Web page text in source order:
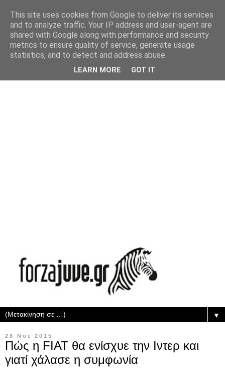
▼
28 Νοε 2015
Πώς η FIAT θα ενίσχυε την Ιντερ και
γιατί χάλασε η συμφωνία
This site uses cookies from Google to deliver its services
and to analyze traffic. Your IP address and user-agent are
shared with Google along with performance and security
metrics to ensure quality of service, generate usage
statistics, and to detect and address abuse.
LEARN MORE GOT IT